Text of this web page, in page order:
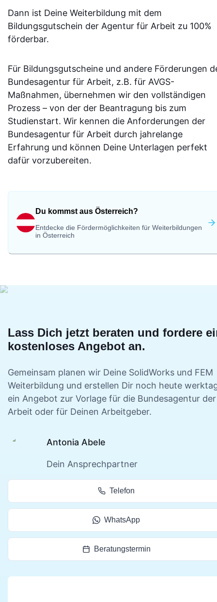
Dann ist Deine Weiterbildung mit dem
Bildungsgutschein der Agentur für Arbeit zu 100%
förderbar.
Für Bildungsgutscheine und andere Förderungen
Bundesagentur für Arbeit, z.B. für AVGS-
Maßnahmen, übernehmen wir den vollständigen
Prozess – von der der Beantragung bis zum
Studienstart. Wir kennen die Anforderungen der
Bundesagentur für Arbeit durch jahrelange
Erfahrung und können Deine Unterlagen perfekt
dafür vorzubereiten.
Du kommst aus Österreich?
Entdecke die Fördermöglichkeiten für Weiterbildungen
in Österreich
Lass Dich jetzt beraten und fordere
kostenloses Angebot an.
Gemeinsam planen wir Deine SolidWorks und FEM
Weiterbildung und erstellen Dir noch heute
ein Angebot zur Vorlage für die Bundesagentur der
Arbeit oder für Deinen Arbeitgeber.
Antonia Abele
Dein Ansprechpartner
Telefon
WhatsApp
Beratungstermin